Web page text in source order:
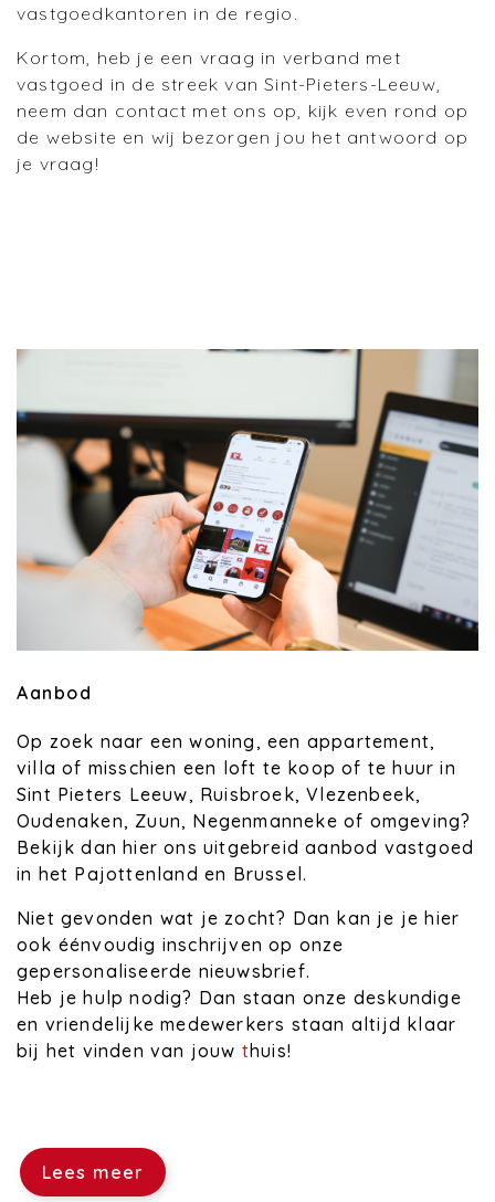
vastgoedkantoren in de regio.
Kortom, heb je een vraag in verband met
vastgoed in de streek van Sint-Pieters-Leeuw,
neem dan contact met ons op, kijk even rond op
de website en wij bezorgen jou het antwoord op
je vraag!
Aanbod
Op zoek naar een woning, een appartement,
villa of misschien een loft te koop of te huur in
Sint Pieters Leeuw, Ruisbroek, Vlezenbeek,
Oudenaken, Zuun, Negenmanneke of omgeving?
Bekijk dan hier ons uitgebreid aanbod vastgoed
in het Pajottenland en Brussel.
Niet gevonden wat je zocht? Dan kan je je hier
ook éénvoudig inschrijven op onze
gepersonaliseerde nieuwsbrief.
Heb je hulp nodig? Dan staan onze deskundige
en vriendelijke medewerkers staan altijd klaar
bij het vinden van jouw thuis!
Lees meer